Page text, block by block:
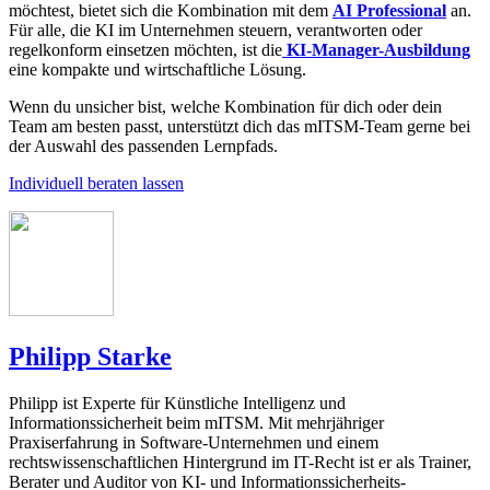
möchtest, bietet sich die Kombination mit dem AI Professional an.
Für alle, die KI im Unternehmen steuern, verantworten oder
regelkonform einsetzen möchten, ist die KI-Manager-Ausbildung
eine kompakte und wirtschaftliche Lösung.
Wenn du unsicher bist, welche Kombination für dich oder dein
Team am besten passt, unterstützt dich das mITSM-Team gerne bei
der Auswahl des passenden Lernpfads.
Individuell beraten lassen
Philipp Starke
Philipp ist Experte für Künstliche Intelligenz und
Informationssicherheit beim mITSM. Mit mehrjähriger
Praxiserfahrung in Software-Unternehmen und einem
rechtswissenschaftlichen Hintergrund im IT-Recht ist er als Trainer,
Berater und Auditor von KI- und Informationssicherheits-